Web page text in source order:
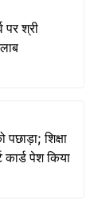
पर श्री
शिक्षा
कार्ड पेश किया